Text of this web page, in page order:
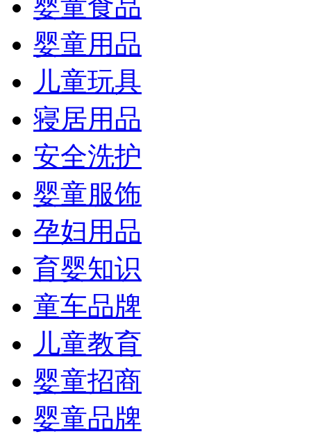
婴童食品
婴童用品
儿童玩具
寝居用品
安全洗护
婴童服饰
孕妇用品
育婴知识
童车品牌
儿童教育
婴童招商
婴童品牌